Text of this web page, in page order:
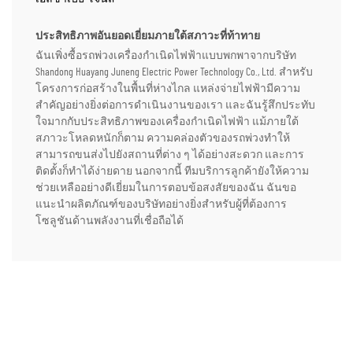
ประสิทธิภาพอันยอดเยี่ยมภายใต้สภาวะที่ท้าทาย
ฉันเพิ่งซื้อรถพ่วงเครื่องกำเนิดไฟฟ้าแบบพกพาจากบริษัท
Shandong Huayang Juneng Electric Power Technology Co., Ltd. สำหรับ
โครงการก่อสร้างในพื้นที่ห่างไกล แหล่งจ่ายไฟฟ้ามีความ
สำคัญอย่างยิ่งต่อการดำเนินงานของเรา และฉันรู้สึกประทับ
ใจมากกับประสิทธิภาพของเครื่องกำเนิดไฟฟ้า แม้ภายใต้
สภาวะโหลดหนักก็ตาม ความคล่องตัวของรถพ่วงทำให้
สามารถขนส่งไปยังสถานที่ต่าง ๆ ได้อย่างสะดวก และการ
ติดตั้งก็ทำได้ง่ายดาย นอกจากนี้ ทีมบริการลูกค้ายังให้ความ
ช่วยเหลืออย่างดีเยี่ยมในการตอบข้อสงสัยของฉัน ฉันขอ
แนะนำผลิตภัณฑ์ของบริษัทอย่างยิ่งสำหรับผู้ที่ต้องการ
โซลูชันด้านพลังงานที่เชื่อถือได้